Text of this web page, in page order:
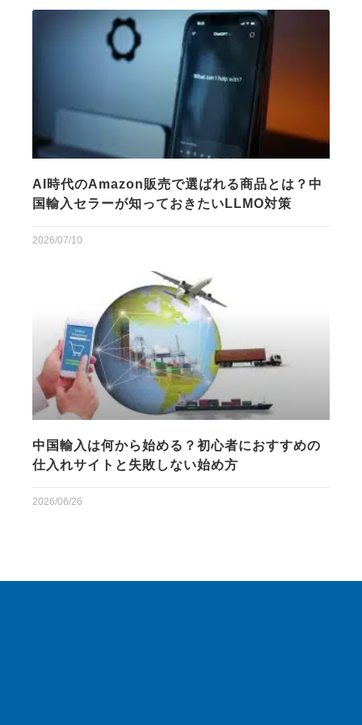
AI時代のAmazon販売で選ばれる商品とは？中
国輸入セラーが知っておきたいLLMO対策
2026/07/10
中国輸入は何から始める？初心者におすすめの
仕入れサイトと失敗しない始め方
2026/06/26